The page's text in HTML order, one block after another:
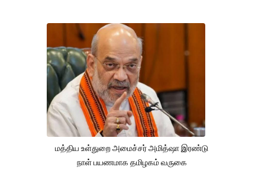
மத்திய உள்துறை அமைச்சர் அமித்ஷா இரண்டு
நாள் பயணமாக தமிழகம் வருகை